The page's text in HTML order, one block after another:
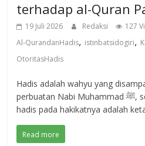
terhadap al-Quran
19 Juli 2026 Redaksi 127
Al-QurandanHadis, istinbatsidogiri,
OtoritasHadis
Hadis adalah wahyu yang
perbuatan Nabi Muhammad ﷺ, sehingga ketaatan kepada
Read more